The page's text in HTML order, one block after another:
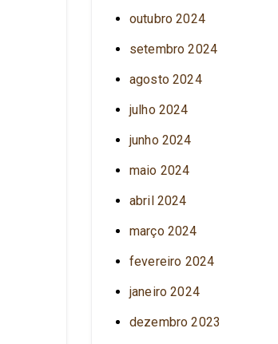
outubro 2024
setembro 2024
agosto 2024
julho 2024
junho 2024
maio 2024
abril 2024
março 2024
fevereiro 2024
janeiro 2024
dezembro 2023